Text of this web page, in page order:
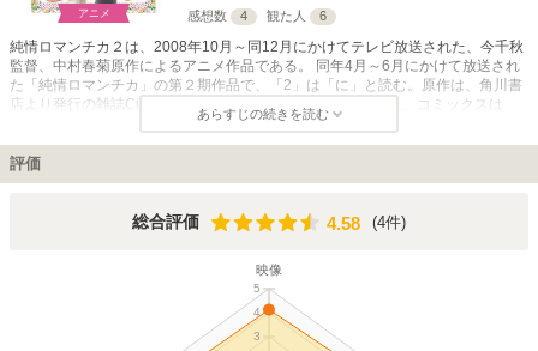
アニメ 感想数 4 観た人 6
純情ロマンチカ２は、2008年10月～同12月にかけてテレビ放送された、今千秋
監督、中村春菊原作によるアニメ作品である。 同年4月～6月にかけて放送され
た「純情ロマンチカ」の第２期作品で、「2」は「に」と読む。原作は、角川書
店より発行の雑誌Ciel Tres Tresで2002年6月号から連載され、コミックスは
2015年6月時点で、18巻まで発行されている。（2014年から、連載は季刊誌エ
メラルドに移籍した。） 「純情ロマンチカ」は、大学生の高橋美咲と、兄の転
勤を機に同居することになった、兄の友人で超有名小説家の宇佐見秋彦との恋愛
模様が描かれたボーイズラブ・コメディー。第２期は、原作コミックスの５巻か
中心に、宇佐見の幼馴染み、上條をメインとする「純情エゴイスト」、上條の上
あらすじの続きを読む
評価
総合評価 4.58
4.58 (4件)
映像
3
4
5